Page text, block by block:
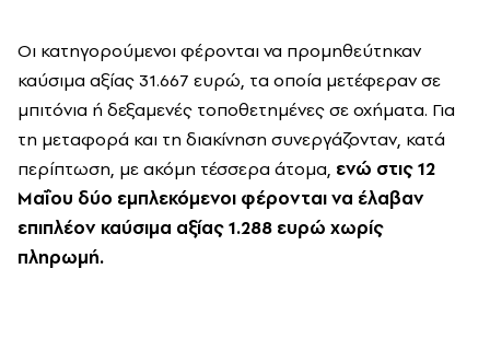
Οι κατηγορούμενοι φέρονται να προμηθεύτηκαν
καύσιμα αξίας 31.667 ευρώ, τα οποία μετέφεραν σε
μπιτόνια ή δεξαμενές τοποθετημένες σε οχήματα. Για
τη μεταφορά και τη διακίνηση συνεργάζονταν, κατά
περίπτωση, με ακόμη τέσσερα άτομα, ενώ στις 12
Μαΐου δύο εμπλεκόμενοι φέρονται να έλαβαν
επιπλέον καύσιμα αξίας 1.288 ευρώ χωρίς
πληρωμή.